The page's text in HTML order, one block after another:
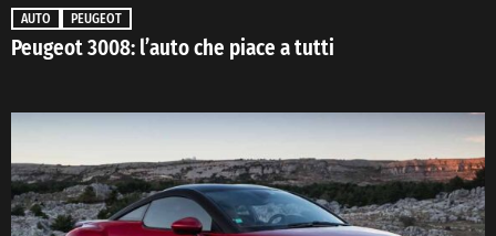
AUTO PEUGEOT
Peugeot 3008: l’auto che piace a tutti